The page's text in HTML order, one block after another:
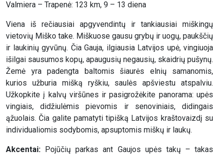
Valmiera – Trapenė: 123 km, 9 – 13 diena
Viena iš rečiausiai apgyvendintų ir tankiausiai miškingų
vietovių Miško take. Miškuose gausu grybų ir uogų, paukščių
ir laukinių gyvūnų. Čia Gauja, ilgiausia Latvijos upė, vingiuoja
išilgai sausumos kopų, apaugusių negausių, skaidrių pušynų.
Žemė yra padengta baltomis šiaurės elnių samanomis,
kurios užburia mišką ryškiu, saulės apšviestu atspalviu.
Užkopkite į kalvų viršūnes ir pasigrožėkite panorama: upės
vingiais, didžiulėmis pievomis ir senoviniais, didingais
ąžuolais. Čia galite pamatyti tipišką Latvijos kraštovaizdį su
individualiomis sodybomis, apsuptomis miškų ir laukų.
Akcentai: Pojūčių parkas ant Gaujos upės takų – takas